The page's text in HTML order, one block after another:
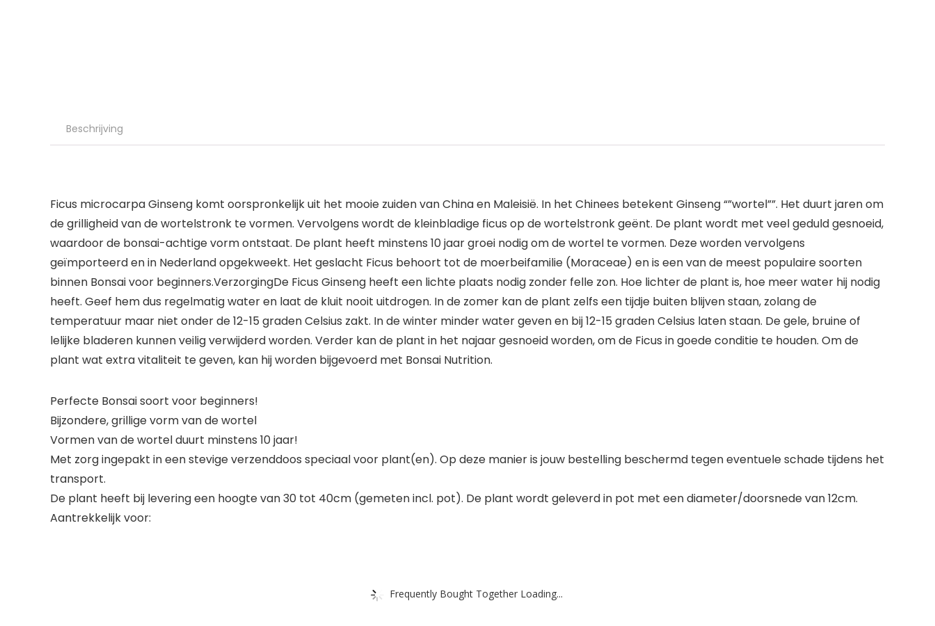
Beschrijving
Ficus microcarpa Ginseng komt oorspronkelijk uit het mooie zuiden van China en Maleisië. In het Chinees betekent Ginseng “”wortel””. Het duurt jaren om
de grilligheid van de wortelstronk te vormen. Vervolgens wordt de kleinbladige ficus op de wortelstronk geënt. De plant wordt met veel geduld gesnoeid,
waardoor de bonsai-achtige vorm ontstaat. De plant heeft minstens 10 jaar groei nodig om de wortel te vormen. Deze worden vervolgens
geïmporteerd en in Nederland opgekweekt. Het geslacht Ficus behoort tot de moerbeifamilie (Moraceae) en is een van de meest populaire soorten
binnen Bonsai voor beginners.VerzorgingDe Ficus Ginseng heeft een lichte plaats nodig zonder felle zon. Hoe lichter de plant is, hoe meer water hij nodig
heeft. Geef hem dus regelmatig water en laat de kluit nooit uitdrogen. In de zomer kan de plant zelfs een tijdje buiten blijven staan, zolang de
temperatuur maar niet onder de 12-15 graden Celsius zakt. In de winter minder water geven en bij 12-15 graden Celsius laten staan. De gele, bruine of
lelijke bladeren kunnen veilig verwijderd worden. Verder kan de plant in het najaar gesnoeid worden, om de Ficus in goede conditie te houden. Om de
plant wat extra vitaliteit te geven, kan hij worden bijgevoerd met Bonsai Nutrition.
Perfecte Bonsai soort voor beginners!
Bijzondere, grillige vorm van de wortel
Vormen van de wortel duurt minstens 10 jaar!
Met zorg ingepakt in een stevige verzenddoos speciaal voor plant(en). Op deze manier is jouw bestelling beschermd tegen eventuele schade tijdens het
transport.
De plant heeft bij levering een hoogte van 30 tot 40cm (gemeten incl. pot). De plant wordt geleverd in pot met een diameter/doorsnede van 12cm.
Aantrekkelijk voor:
Frequently Bought Together Loading...